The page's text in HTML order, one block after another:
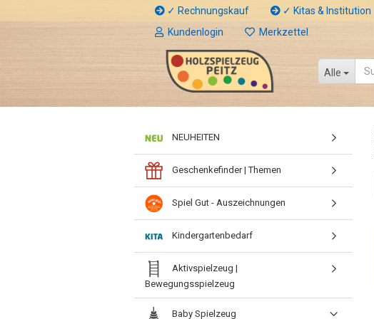
✓ Rechnungskauf ✓ Kitas & Institution
Kundenlogin
Merkzettel
Alle
NEUHEITEN
Geschenkefinder | Themen
Spiel Gut - Auszeichnungen
Kindergartenbedarf
Aktivspielzeug |
Bewegungsspielzeug
Baby Spielzeug